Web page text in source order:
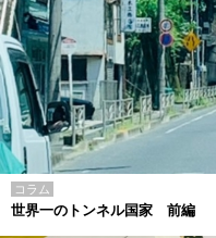
コラム
世界一のトンネル国家 前編